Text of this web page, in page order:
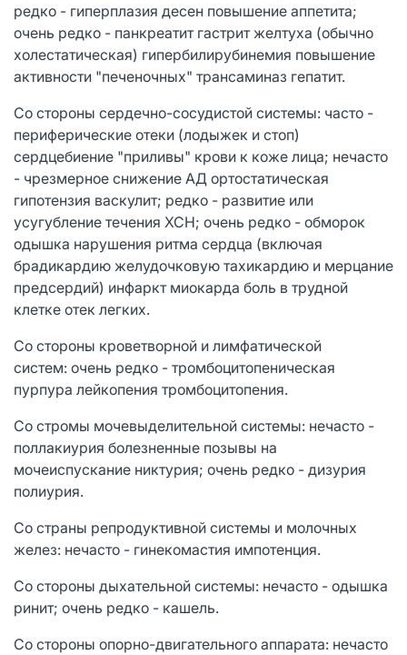
редко - гиперплазия десен повышение аппетита;
очень редко - панкреатит гастрит желтуха (обычно
холестатическая) гипербилирубинемия повышение
активности "печеночных" трансаминаз гепатит.
Со стороны сердечно-сосудистой системы: часто -
периферические отеки (лодыжек и стоп)
сердцебиение "приливы" крови к коже лица; нечасто
- чрезмерное снижение АД ортостатическая
гипотензия васкулит; редко - развитие или
усугубление течения ХСН; очень редко - обморок
одышка нарушения ритма сердца (включая
брадикардию желудочковую тахикардию и мерцание
предсердий) инфаркт миокарда боль в трудной
клетке отек легких.
Со стороны кроветворной и лимфатической
систем: очень редко - тромбоцитопеническая
пурпура лейкопения тромбоцитопения.
Со стромы мочевыделительной системы: нечасто -
поллакиурия болезненные позывы на
мочеиспускание никтурия; очень редко - дизурия
полиурия.
Со страны репродуктивной системы и молочных
желез: нечасто - гинекомастия импотенция.
Со стороны дыхательной системы: нечасто - одышка
ринит; очень редко - кашель.
Со стороны опорно-двигательного аппарата: нечасто